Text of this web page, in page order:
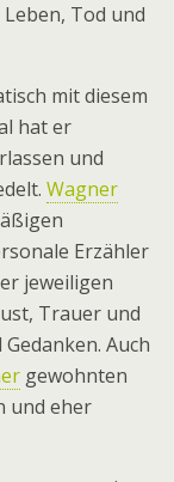
Tod und
mit diesem
hat er
und
Wagner
Erzähler
jeweiligen
Trauer und
Auch
gewohnten
und eher